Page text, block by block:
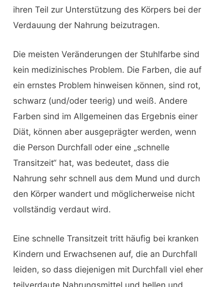
ihren Teil zur Unterstützung des Körpers bei der
Verdauung der Nahrung beizutragen.
Die meisten Veränderungen der Stuhlfarbe sind
kein medizinisches Problem. Die Farben, die auf
ein ernstes Problem hinweisen können, sind rot,
schwarz (und/oder teerig) und weiß. Andere
Farben sind im Allgemeinen das Ergebnis einer
Diät, können aber ausgeprägter werden, wenn
die Person Durchfall oder eine „schnelle
Transitzeit“ hat, was bedeutet, dass die
Nahrung sehr schnell aus dem Mund und durch
den Körper wandert und möglicherweise nicht
vollständig verdaut wird.
Eine schnelle Transitzeit tritt häufig bei kranken
Kindern und Erwachsenen auf, die an Durchfall
leiden, so dass diejenigen mit Durchfall viel eher
teilverdaute Nahrungsmittel und hellen und